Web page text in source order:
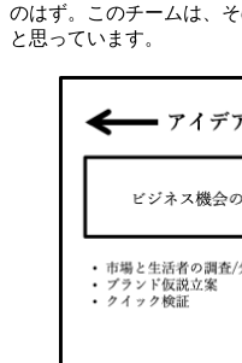
のはず。このチームは、
と思っています。